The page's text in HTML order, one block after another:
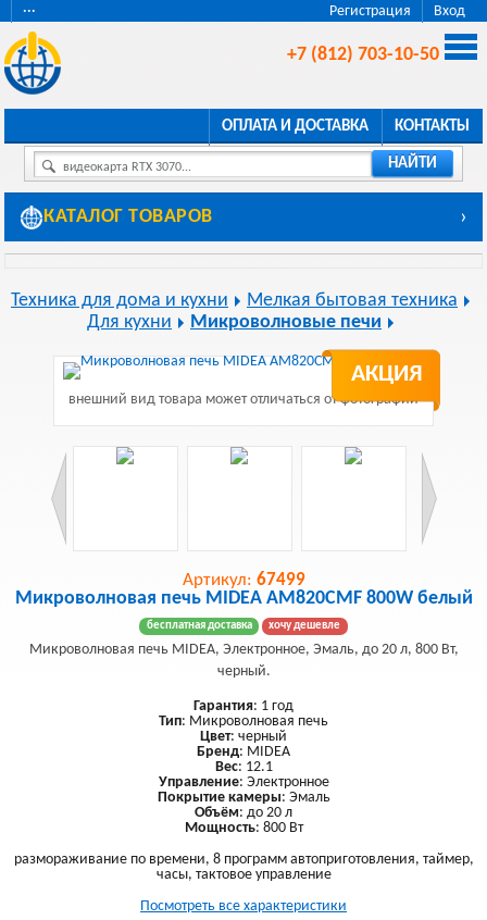
Регистрация Вход
···
+7 (812) 703-10-50
ОПЛАТА И ДОСТАВКА КОНТАКТЫ
видеокарта RTX 3070... НАЙТИ
КАТАЛОГ ТОВАРОВ ›
Техника для дома и кухни
Мелкая бытовая техника
Для кухни
Микроволновые печи
АКЦИЯ
внешний вид товара может отличаться от фотографии
Артикул: 67499
Микроволновая печь MIDEA AM820CMF 800W белый
бесплатная доставка хочу дешевле
Микроволновая печь MIDEA, Электронное, Эмаль, до 20 л, 800 Вт,
черный.
Гарантия: 1 год
Тип: Микроволновая печь
Цвет: черный
Бренд: MIDEA
Вес: 12.1
Управление: Электронное
Покрытие камеры: Эмаль
Объём: до 20 л
Мощность: 800 Вт
размораживание по времени, 8 программ автоприготовления, таймер,
часы, тактовое управление
Посмотреть все характеристики